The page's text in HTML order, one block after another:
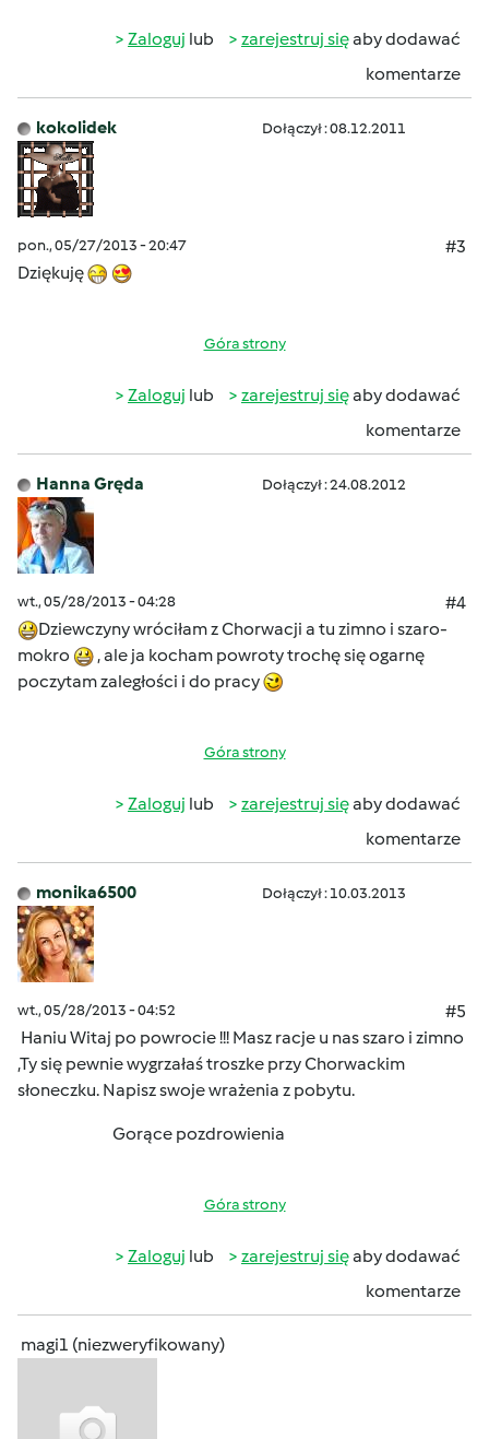
Zaloguj lub zarejestruj sięaby dodawać
komentarze
kokolidek Dołączył : 08.12.2011
pon., 05/27/2013 - 20:47
#3
Dziękuję
Góra strony
Zaloguj lub zarejestruj sięaby dodawać
komentarze
Hanna Gręda Dołączył : 24.08.2012
wt., 05/28/2013 - 04:28
#4
Dziewczyny wróciłam z Chorwacji a tu zimno i szaro-
mokro
, ale ja kocham powroty trochę się ogarnę
poczytam zaległości i do pracy
Góra strony
Zaloguj lub zarejestruj sięaby dodawać
komentarze
monika6500 Dołączył : 10.03.2013
wt., 05/28/2013 - 04:52
#5
Haniu Witaj po powrocie !!! Masz racje u nas szaro i zimno
,Ty się pewnie wygrzałaś troszke przy Chorwackim
słoneczku. Napisz swoje wrażenia z pobytu.
Gorące pozdrowienia
Góra strony
Zaloguj lub zarejestruj sięaby dodawać
komentarze
magi1 (niezweryfikowany)